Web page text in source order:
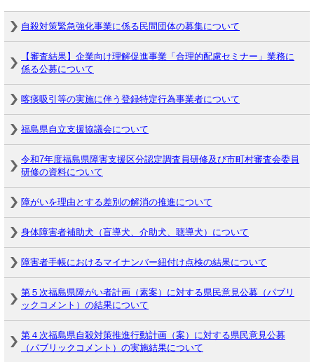
自殺対策緊急強化事業に係る民間団体の募集について
【審査結果】企業向け理解促進事業「合理的配慮セミナー」業務に
係る公募について
喀痰吸引等の実施に伴う登録特定行為事業者について
福島県自立支援協議会について
令和7年度福島県障害支援区分認定調査員研修及び市町村審査会委員
研修の資料について
障がいを理由とする差別の解消の推進について
身体障害者補助犬（盲導犬、介助犬、聴導犬）について
障害者手帳におけるマイナンバー紐付け点検の結果について
第５次福島県障がい者計画（素案）に対する県民意見公募（パブリ
ックコメント）の結果について
第４次福島県自殺対策推進行動計画（案）に対する県民意見公募
（パブリックコメント）の実施結果について